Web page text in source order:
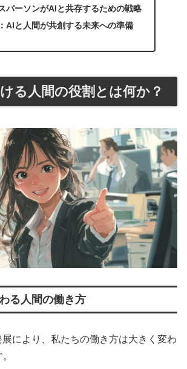
パーソンがAIと共存するための戦略
AIと人間が共創する未来への準備
る人間の役割とは何か？
る人間の働き方
により、私たちの働き方は大きく変わ